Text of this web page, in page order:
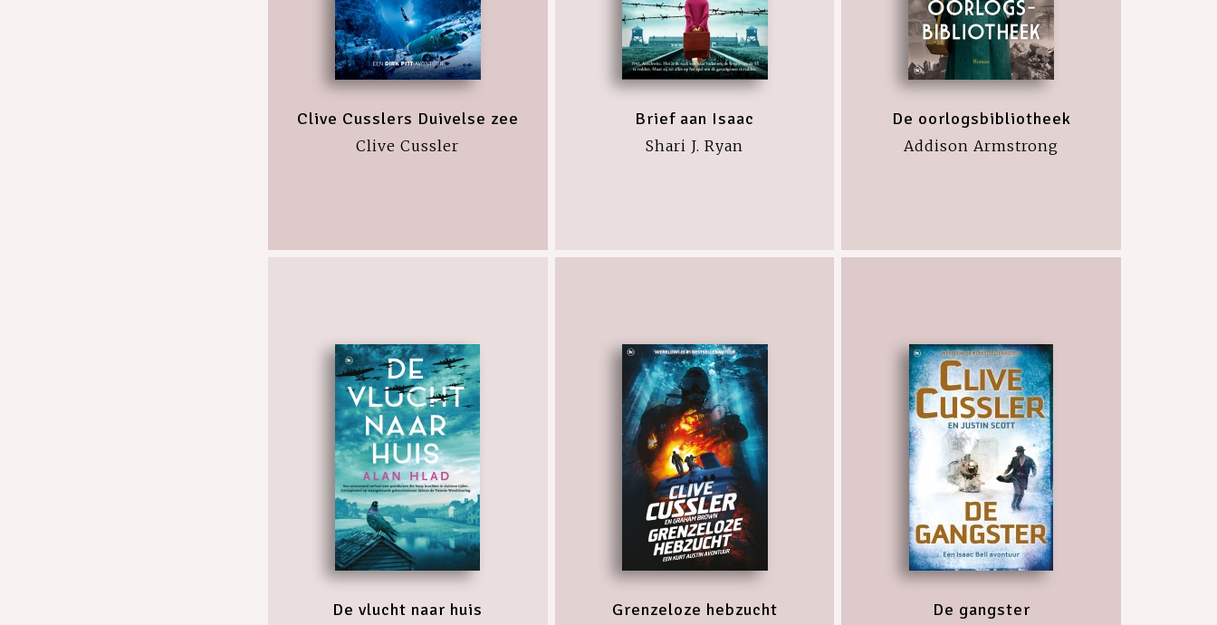
Clive Cusslers Duivelse zee
Clive Cussler
Brief aan Isaac
Shari J. Ryan
De oorlogsbibliotheek
Addison Armstrong
De vlucht naar huis Grenzeloze hebzucht De gangster